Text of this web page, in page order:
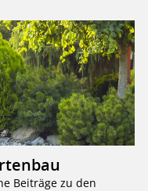
Beiträge zu den